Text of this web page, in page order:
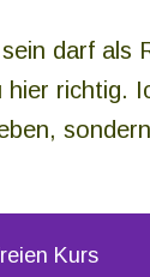
darf als
richtig.
Kurs